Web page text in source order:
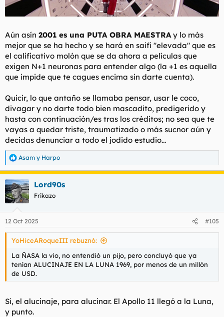
Aún asín 2001 es una PUTA OBRA MAESTRAy lo más
mejor que se ha hecho y se hará en saifi "elevada" que es
el calificativo molón que se da ahora a películas que
exigen N+1 neuronas para entender algo (la +1 es aquella
que impide que te cagues encima sin darte cuenta).
Quicir, lo que antaño se llamaba pensar, usar le coco,
divagar y no darte todo bien mascadito, predigerido y
hasta con continuación/es tras los créditos; no sea que te
vayas a quedar triste, traumatizado o más sucnor aún y
decidas denunciar a todo el jodido estudio...
R
e
a
c
c
i
e
s
Asam y Harpo
Lord90s
Frikazo
12 Oct 2025 #105
YoHiceARoqueIII rebuznó:
La ÑASA la vio, no entendió un pijo, pero concluyó que ya
tenían ALUCINAJE EN LA LUNA 1969, por menos de un millón
de USD.
Sí, el alucinaje, para alucinar. El Apollo 11 llegó a la Luna,
y punto.